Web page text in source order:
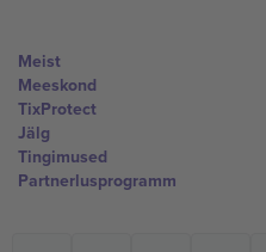
Meist
Meeskond
TixProtect
Jälg
Tingimused
Partnerlusprogramm